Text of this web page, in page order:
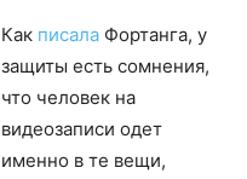
Как писала Фортанга, у
защиты есть сомнения,
что человек на
видеозаписи одет
именно в те вещи,